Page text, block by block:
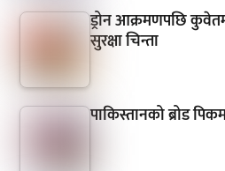
ड्रोन आक्रमणपछि
सुरक्षा चिन्ता
पाकिस्तानको ब्रोड